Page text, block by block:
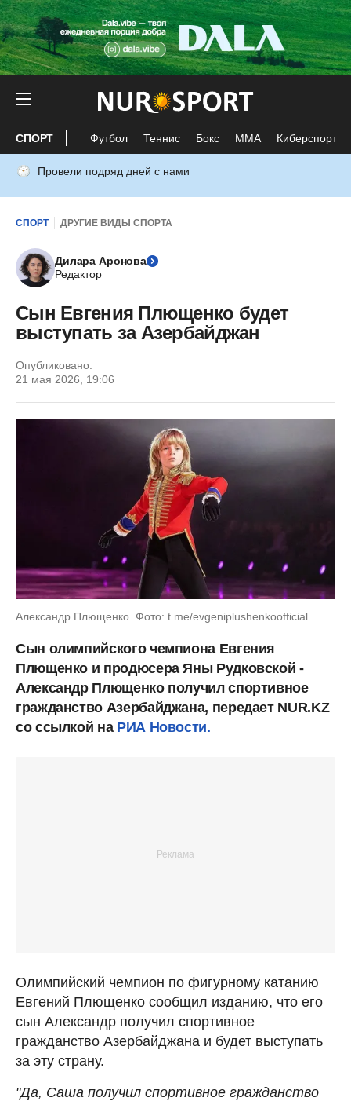
СПОРТ Футбол Теннис Бокс ММА Киберспорт
Провели подряд дней с нами
СПОРТ ДРУГИЕ ВИДЫ СПОРТА
Дилара Аронова
Редактор
Сын Евгения Плющенко будет
выступать за Азербайджан
Опубликовано:
21 мая 2026, 19:06
Александр Плющенко. Фото: t.me/evgeniplushenkoofficial
Сын олимпийского чемпиона Евгения
Плющенко и продюсера Яны Рудковской -
Александр Плющенко получил спортивное
гражданство Азербайджана, передает NUR.KZ
со ссылкой на РИА Новости.
Олимпийский чемпион по фигурному катанию
Евгений Плющенко сообщил изданию, что его
сын Александр получил спортивное
гражданство Азербайджана и будет выступать
за эту страну.
"Да, Саша получил спортивное гражданство